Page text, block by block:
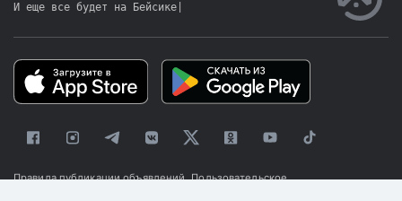
И еще все будет на Бейсике
Правила публикации объявлений Пользовательское